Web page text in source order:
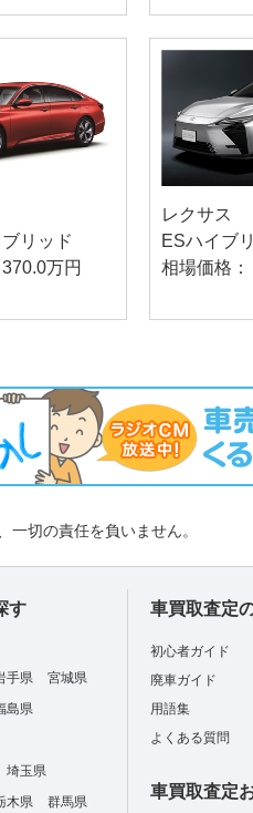
リッド
万円
レクサス
ESハイブ
相場価格：
切の責任を負いません。
す
手県
宮城県
島県
埼玉県
木県 群馬県
車買取査定
初心者ガイド
廃車ガイド
用語集
よくある質問
車買取査定